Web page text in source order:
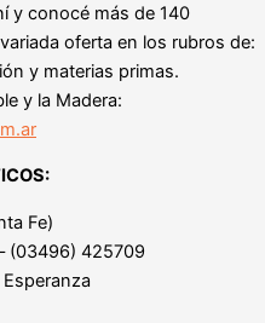
y conocé más de 140
oferta en los rubros de:
y materias primas.
y la Madera:
Fe)
(03496) 425709